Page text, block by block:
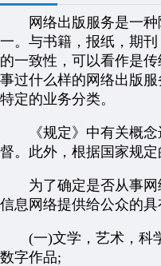
网络出版服务是一种
一。与书籍，报纸，期
的一致性，可以看作是
事过什么样的网络出版
特定的业务分类。
《规定》中有关概念
督。此外，根据国家规
为了确定是否从事网
信息网络提供给公众的
(一)文学，艺术，科学
数字作品;